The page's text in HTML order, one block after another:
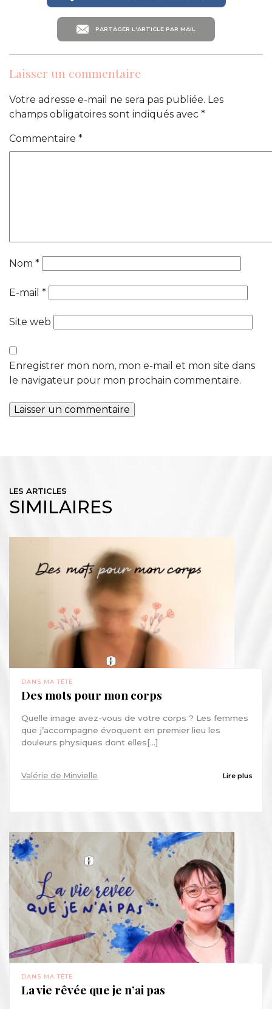
PARTAGER L'ARTICLE PAR MAIL
Laisser un commentaire
Votre adresse e-mail ne sera pas publiée. Les
champs obligatoires sont indiqués avec *
Commentaire *
Nom *
E-mail *
Site web
Enregistrer mon nom, mon e-mail et mon site dans
le navigateur pour mon prochain commentaire.
LES ARTICLES
SIMILAIRES
DANS MA TÊTE
Des mots pour mon corps
Quelle image avez-vous de votre corps ? Les femmes
que j’accompagne évoquent en premier lieu les
douleurs physiques dont elles[...]
Valérie de Minvielle Lire plus
DANS MA TÊTE
La vie rêvée que je n’ai pas